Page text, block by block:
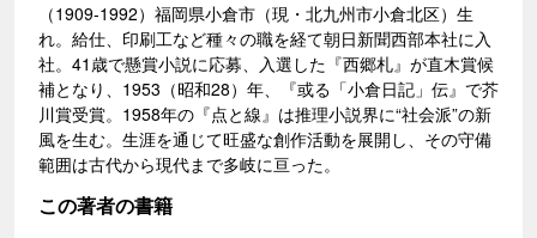
（1909-1992）福岡県小倉市（現・北九州市小倉北区）生
れ。給仕、印刷工など種々の職を経て朝日新聞西部本社に入
社。41歳で懸賞小説に応募、入選した『西郷札』が直木賞候
補となり、1953（昭和28）年、『或る「小倉日記」伝』で芥
川賞受賞。1958年の『点と線』は推理小説界に“社会派”の新
風を生む。生涯を通じて旺盛な創作活動を展開し、その守備
範囲は古代から現代まで多岐に亘った。
この著者の書籍